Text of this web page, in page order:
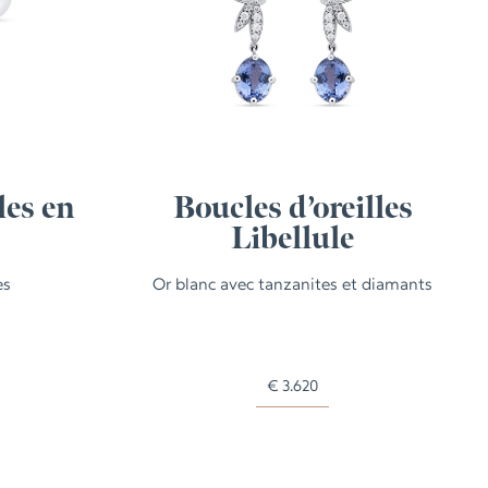
en
Boucles d’oreilles
Libellule
Or blanc avec tanzanites et diamants
€ 3.620